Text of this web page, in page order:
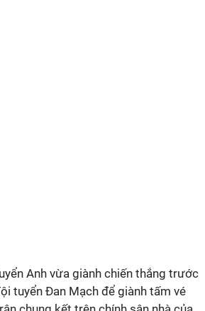
Anh vừa giành chiến thắng trước
tuyển Đan Mạch để giành tấm vé